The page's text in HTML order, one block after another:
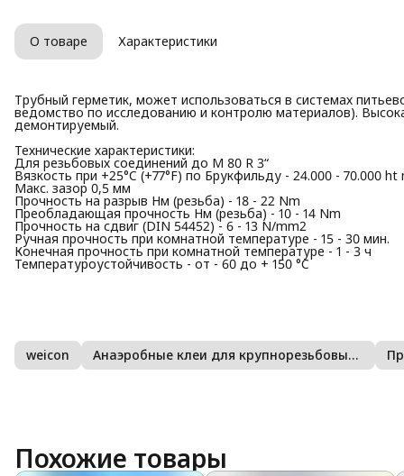
О товаре Характеристики
Трубный герметик, может использоваться в системах
ведомство по исследованию и контролю материалов).
демонтируемый.
Технические характеристики:
Для резьбовых соединений до M 80 R 3“
Вязкость при +25°C (+77°F) по Брукфильду - 24.000 - 70.000 ht
Макс. зазор 0,5 мм
Прочность на разрыв Нм (резьба) - 18 - 22 Nm
Преобладающая прочность Нм (резьба) - 10 - 14 Nm
Прочность на сдвиг (DIN 54452) - 6 - 13 N/mm2
Ручная прочность при комнатной температуре - 15 - 30 мин.
Конечная прочность при комнатной температуре - 1 - 3 ч
Температуроустойчивость - от - 60 до + 150 °C
weicon Анаэробные клеи для крупнорезьбовых соединений
Похожие товары